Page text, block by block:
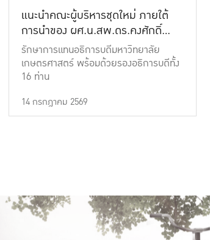
แนะนำคณะผู้บริหารชุดใหม่ ภายใต้
การนำของ ผศ.น.สพ.ดร.คงศักดิ์
เที่ยงธรรม
รักษาการแทนอธิการบดีมหาวิทยาลัย
เกษตรศาสตร์ พร้อมด้วยรองอธิการบดีทั้ง
16 ท่าน
14 กรกฎาคม 2569